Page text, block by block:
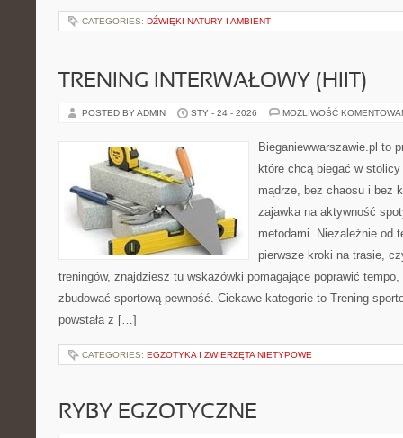
CATEGORIES: DŹWIĘKI NATURY I AMBIENT
TRENING INTERWAŁOWY (HIIT)
POSTED BY ADMIN STY - 24 - 2026 MOŻLIWOŚĆ
Bieganiewwarszawie.pl to
które chcą biegać w
mądrze, bez chaosu i bez
zajawka na aktywność
metodami. Niezależnie od
pierwsze kroki na trasie,
treningów, znajdziesz tu wskazówki pomagające poprawić
zbudować sportową pewność. Ciekawe kategorie to Trening
powstała z […]
CATEGORIES: EGZOTYKA I ZWIERZĘTA NIETYPOWE
RYBY EGZOTYCZNE